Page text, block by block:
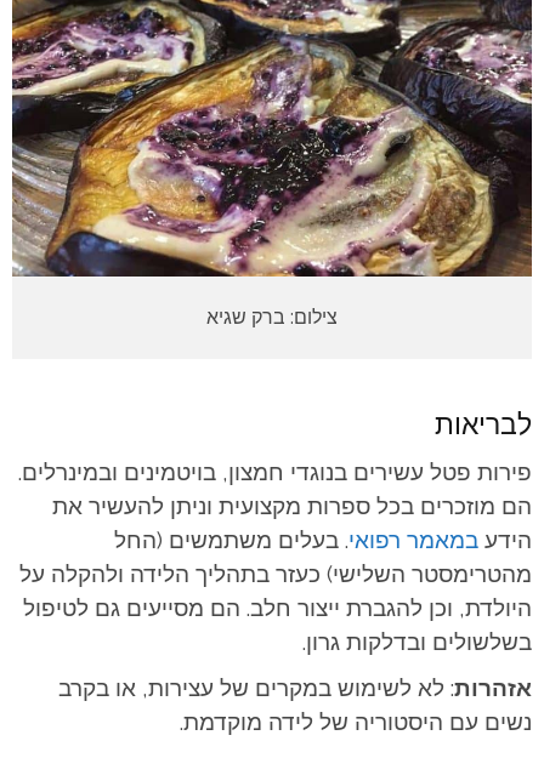
צילום: ברק שגיא
לבריאות
פירות פטל עשירים בנוגדי חמצון, בויטמינים ובמינרלים.
הם מוזכרים בכל ספרות מקצועית וניתן להעשיר את
הידע במאמר רפואי. בעלים משתמשים (החל
מהטרימסטר השלישי) כעזר בתהליך הלידה ולהקלה על
היולדת, וכן להגברת ייצור חלב. הם מסייעים גם לטיפול
בשלשולים ובדלקות גרון.
אזהרות: לא לשימוש במקרים של עצירות, או בקרב
נשים עם היסטוריה של לידה מוקדמת.